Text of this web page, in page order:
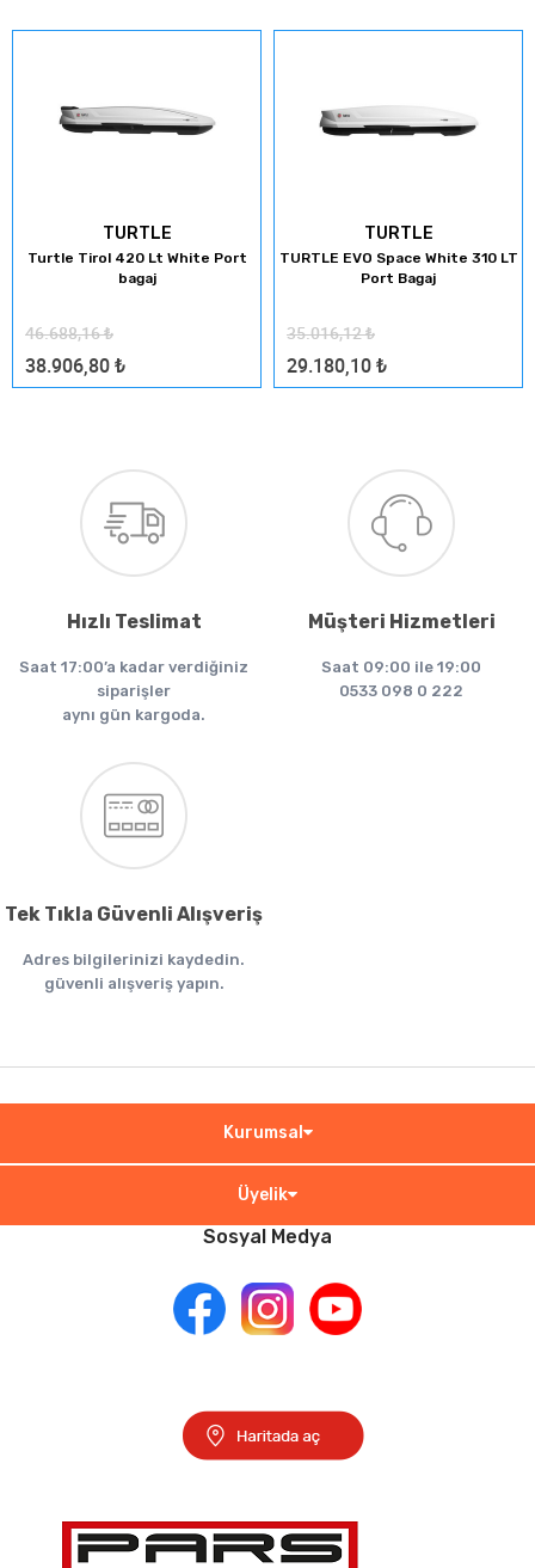
TURTLE
Turtle Tirol 420 Lt White Port
bagaj
46.688,16₺
38.906,80 ₺
TURTLE
TURTLE EVO Space White 310 LT
Port Bagaj
35.016,12₺
29.180,10 ₺
Hızlı Teslimat
Saat 17:00’a kadar verdiğiniz
siparişler
aynı gün kargoda.
Müşteri Hizmetleri
Saat 09:00 ile 19:00
0533 098 0 222
Tek Tıkla Güvenli Alışveriş
Adres bilgilerinizi kaydedin.
güvenli alışveriş yapın.
Kurumsal
Üyelik
Sosyal Medya